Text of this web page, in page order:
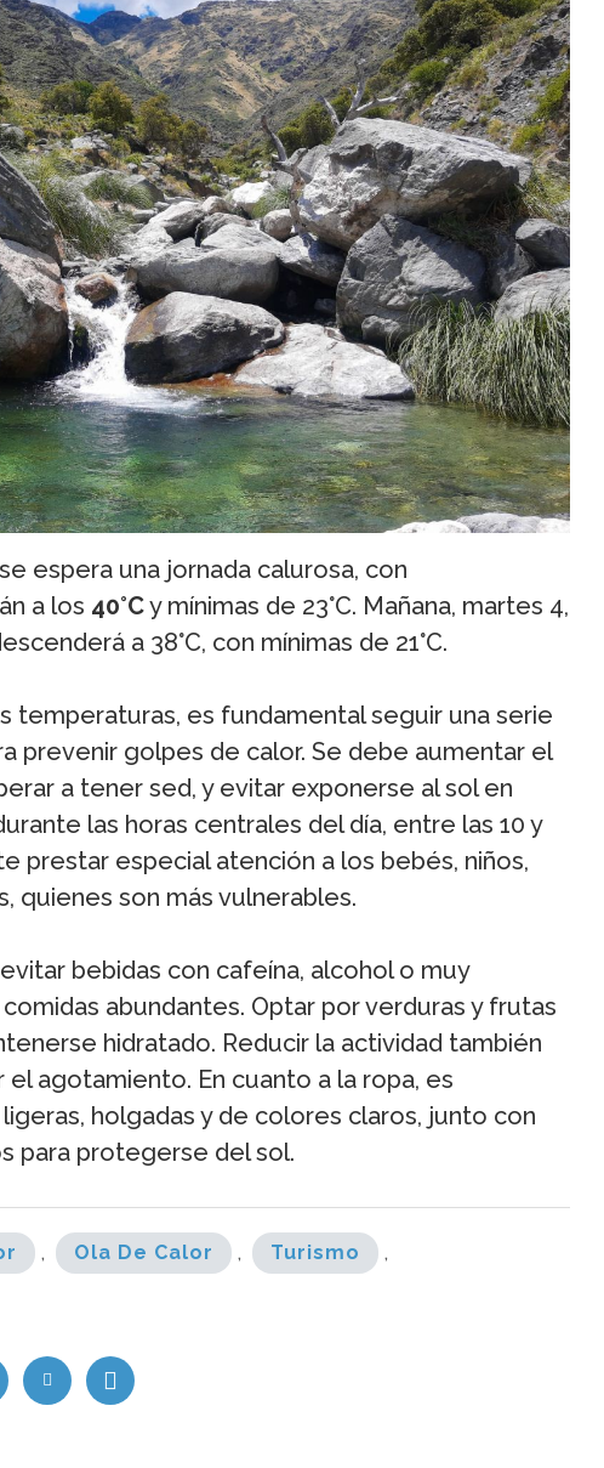
espera una jornada calurosa, con
a los 40°Cy mínimas de 23°C. Mañana, martes 4,
a 38°C, con mínimas de 21°C.
temperaturas, es fundamental seguir una serie
prevenir golpes de calor. Se debe aumentar el
a tener sed, y evitar exponerse al sol en
las horas centrales del día, entre las 10 y
prestar especial atención a los bebés, niños,
quienes son más vulnerables.
bebidas con cafeína, alcohol o muy
abundantes. Optar por verduras y frutas
hidratado. Reducir la actividad también
agotamiento. En cuanto a la ropa, es
holgadas y de colores claros, junto con
para protegerse del sol.
, Ola De Calor , Turismo ,